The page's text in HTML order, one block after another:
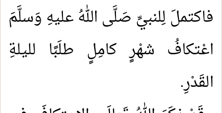
فاكتملَ لِلنبيِّ صَلَّى اللهُ عليهِ وَسلَّمَ
اعْتكافُ شهْرٍ كامِلٍ طلَبًا لليلةِ
القَدْرِ.